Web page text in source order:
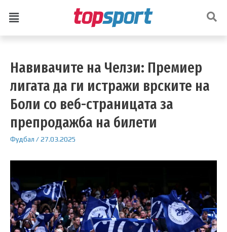
Навивачите на Челзи: Премиер
лигата да ги истражи врските на
Боли со веб-страницата за
препродажба на билети
Фудбал /27.03.2025